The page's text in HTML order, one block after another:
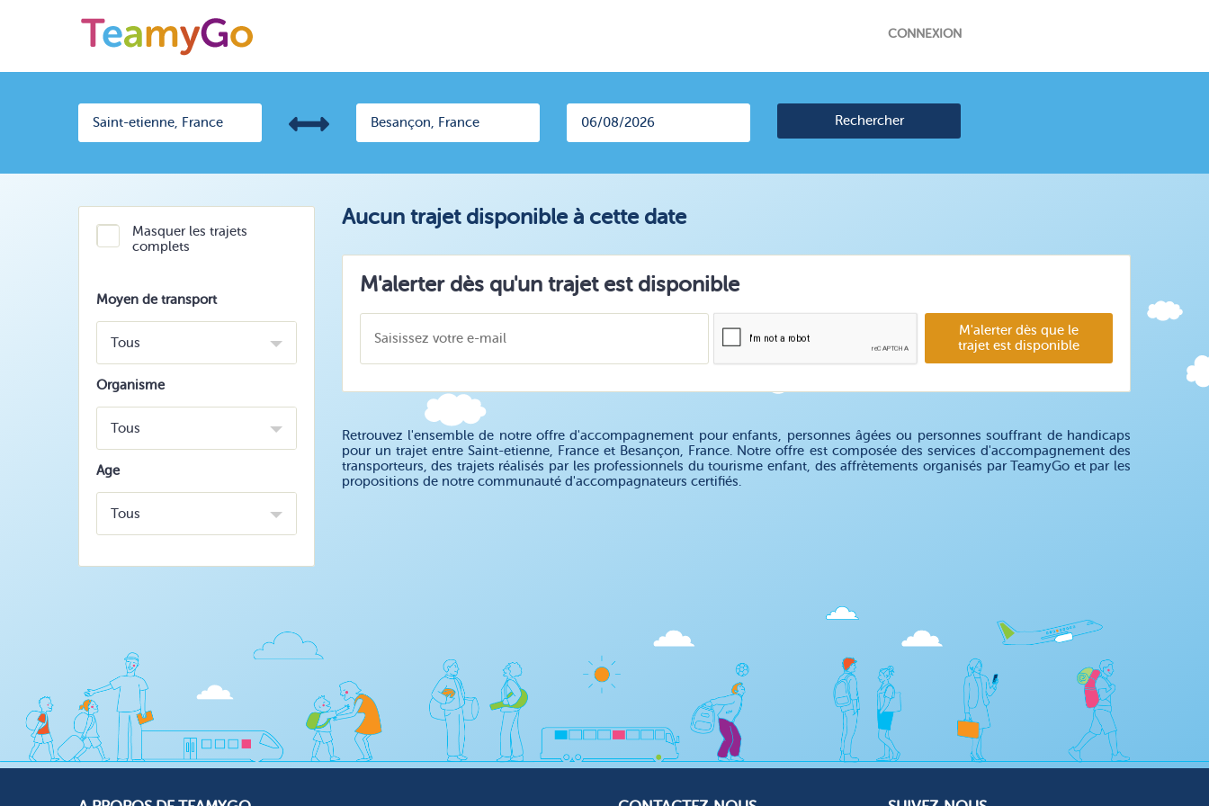
CONNEXION
Rechercher
Masquer les trajets
complets
Moyen de transport
Tous
Organisme
Tous
Age
Tous
Aucun trajet disponible à cette date
M'alerter dès qu'un trajet est disponible
M'alerter dès que le
trajet est disponible
Retrouvez l'ensemble de notre offre d'accompagnement pour enfants, personnes âgées ou personnes souffrant de handicaps
pour un trajet entre Saint-etienne, France et Besançon, France. Notre offre est composée des services d'accompagnement des
transporteurs, des trajets réalisés par les professionnels du tourisme enfant, des affrètements organisés par TeamyGo et par les
propositions de notre communauté d'accompagnateurs certifiés.